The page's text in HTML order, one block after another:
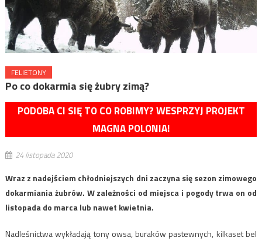
FELIETONY
Po co dokarmia się żubry zimą?
PODOBA CI SIĘ TO CO ROBIMY? WESPRZYJ PROJEKT
MAGNA POLONIA!
24 listopada 2020
Wraz z nadejściem chłodniejszych dni zaczyna się sezon zimowego
dokarmiania żubrów. W zależności od miejsca i pogody trwa on od
listopada do marca lub nawet kwietnia.
Nadleśnictwa wykładają tony owsa, buraków pastewnych, kilkaset bel